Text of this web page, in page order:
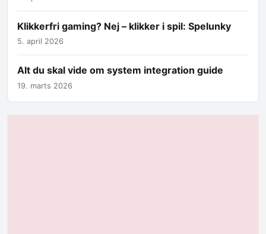
Klikkerfri gaming? Nej – klikker i spil: Spelunky
5. april 2026
Alt du skal vide om system integration guide
19. marts 2026